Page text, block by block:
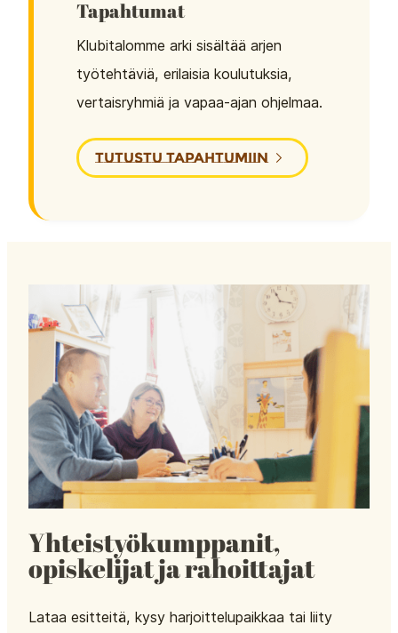
Tapahtumat
Klubitalomme arki sisältää arjen
työtehtäviä, erilaisia koulutuksia,
vertaisryhmiä ja vapaa-ajan ohjelmaa.
TUTUSTU TAPAHTUMIIN
Yhteistyökumppanit,
opiskelijat ja rahoittajat
Lataa esitteitä, kysy harjoittelupaikkaa tai liity